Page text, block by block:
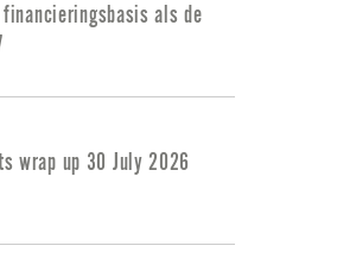
als de
wrap up 30 July 2026